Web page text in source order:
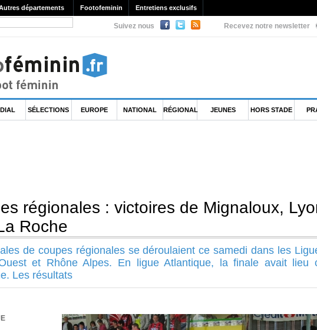
départements Footofeminin Entretiens exclusifs
Suivez nous Recevez notre newsletter
SÉLECTIONS EUROPE NATIONAL RÉGIONAL JEUNES HORS STADE
régionales : victoires de Mignaloux,
Roche
de coupes régionales se déroulaient ce samedi dans les
et Rhône Alpes. En ligue Atlantique, la finale avait lieu
Les résultats